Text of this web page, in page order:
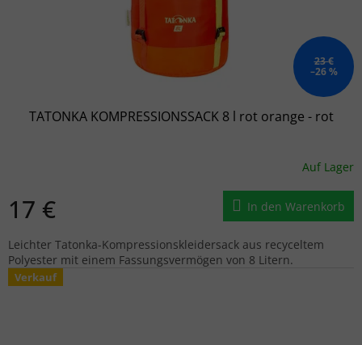
23 €
–26 %
TATONKA KOMPRESSIONSSACK 8 l rot orange - rot
Auf Lager
17 € In den Warenkorb
Leichter Tatonka-Kompressionskleidersack aus recyceltem
Polyester mit einem Fassungsvermögen von 8 Litern.
Verkauf